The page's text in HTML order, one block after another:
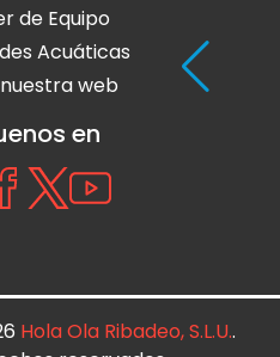
de Equipo
Acuáticas
web
en
Hola Ola Ribadeo, S.L.U..